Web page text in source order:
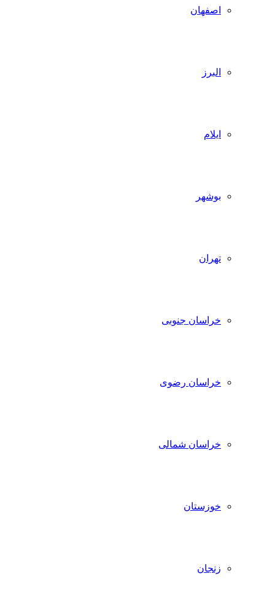
اصفهان
البرز
ایلام
بوشهر
تهران
خراسان جنوبی
خراسان رضوی
خراسان شمالی
خوزستان
زنجان